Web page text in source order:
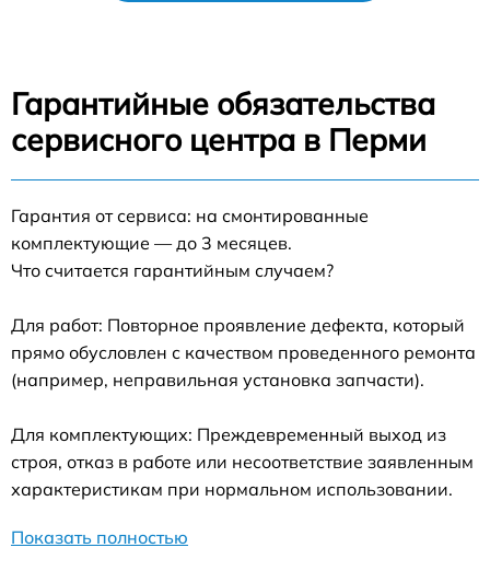
Гарантийные обязательства
сервисного центра в Перми
Гарантия от сервиса: на смонтированные
комплектующие — до 3 месяцев.
Что считается гарантийным случаем?
Для работ: Повторное проявление дефекта, который
прямо обусловлен с качеством проведенного ремонта
(например, неправильная установка запчасти).
Для комплектующих: Преждевременный выход из
строя, отказ в работе или несоответствие заявленным
характеристикам при нормальном использовании.
Показать полностью